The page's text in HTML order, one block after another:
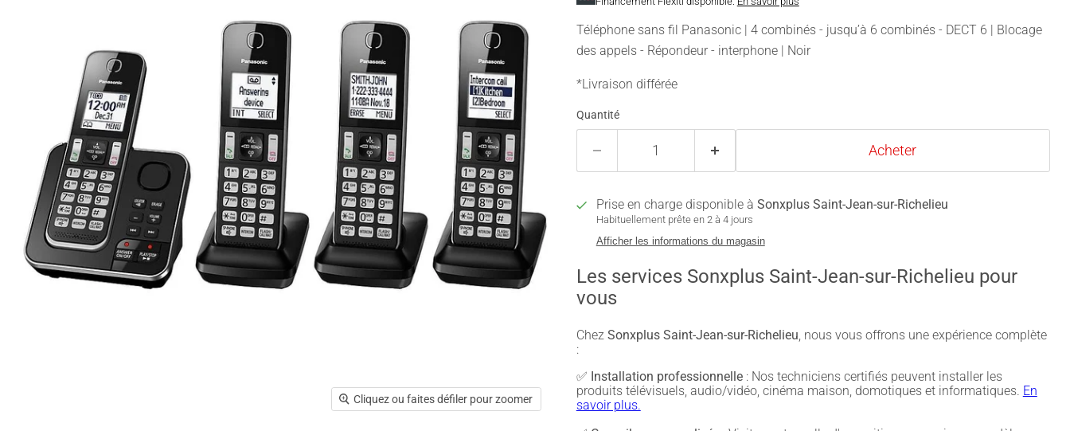
Cliquez ou faites défiler pour zoomer
Téléphone sans fil Panasonic | 4 combinés - jusqu’à 6 combinés - DECT 6 | Blocage
des appels - Répondeur - interphone | Noir
*Livraison différée
Quantité
Acheter
Prise en charge disponible à Sonxplus Saint-Jean-sur-Richelieu
Habituellement prête en 2 à 4 jours
Afficher les informations du magasin
Les services Sonxplus Saint-Jean-sur-Richelieu pour
vous
Chez Sonxplus Saint-Jean-sur-Richelieu, nous vous offrons une expérience complète
:
✅ Installation professionnelle: Nos techniciens certifiés peuvent installer les
produits télévisuels, audio/vidéo, cinéma maison, domotiques et informatiques. En
savoir plus.